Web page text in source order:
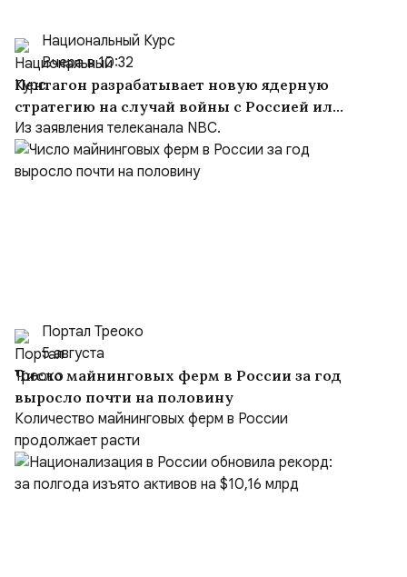
Национальный Курс
Вчера в 10:32
Пентагон разрабатывает новую ядерную
стратегию на случай войны с Россией или
Китаем
Из заявления телеканала NBC.
Портал Треоко
5 августа
Число майнинговых ферм в России за год
выросло почти на половину
Количество майнинговых ферм в России
продолжает расти